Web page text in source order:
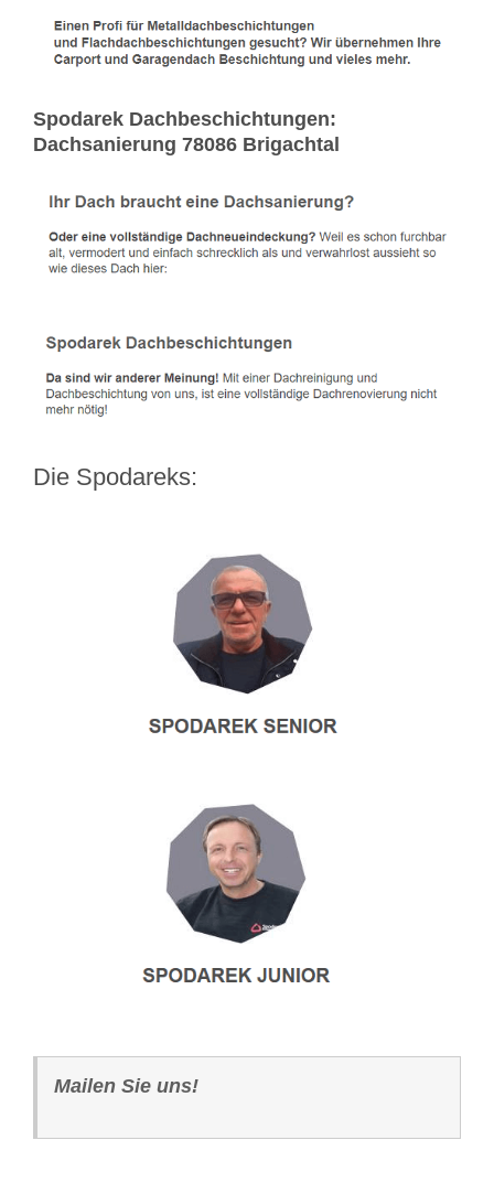
Spodarek Dachbeschichtungen:
Dachsanierung 78086 Brigachtal
Die Spodareks:
Mailen Sie uns!